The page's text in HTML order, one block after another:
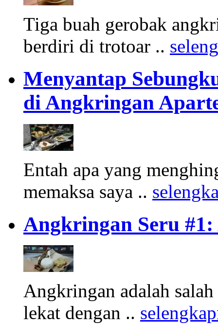
Tiga buah gerobak
berdiri di trotoar ..
Menyantap
di Angkringan
Entah apa yang
memaksa saya ..
Angkringan Seru
Angkringan adalah
lekat dengan ..